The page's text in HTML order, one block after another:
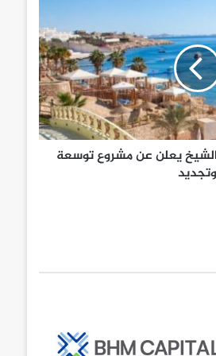
يعلن عن مشروع توسعة
وتجديد